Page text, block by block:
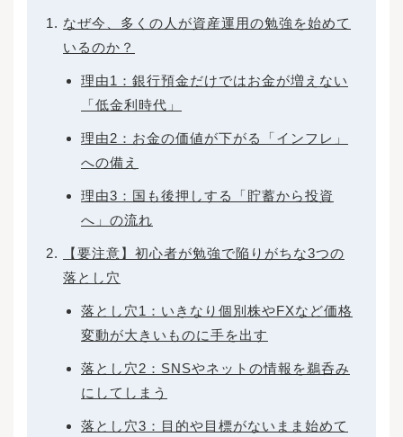
なぜ今、多くの人が資産運用の勉強を始めて
いるのか？
理由1：銀行預金だけではお金が増えない
「低金利時代」
理由2：お金の価値が下がる「インフレ」
への備え
理由3：国も後押しする「貯蓄から投資
へ」の流れ
【要注意】初心者が勉強で陥りがちな3つの
落とし穴
落とし穴1：いきなり個別株やFXなど価格
変動が大きいものに手を出す
落とし穴2：SNSやネットの情報を鵜呑み
にしてしまう
落とし穴3：目的や目標がないまま始めて